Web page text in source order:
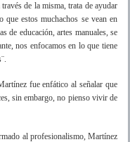
de la misma, trata de ayudar
estos muchachos se vean en
de educación, artes manuales, se
nos enfocamos en lo que tiene
fue enfático al señalar que
sin embargo, no pienso vivir de
al profesionalismo, Martínez